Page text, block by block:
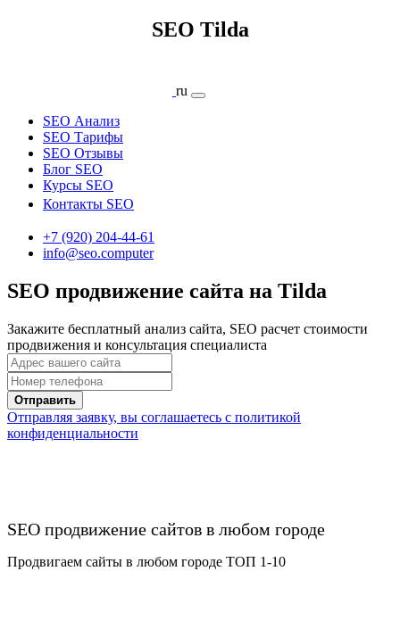
SEO Tilda
ru
SEO Анализ
SEO Тарифы
SEO Отзывы
Блог SEO
Курсы SEO
Контакты SEO
+7 (920) 204-44-61
info@seo.computer
SEO продвижение сайта на Tilda
Закажите бесплатный анализ сайта, SEO расчет стоимости
продвижения и консультация специалиста
Отправить
Отправляя заявку, вы соглашаетесь с политикой
конфиденциальности
SEO продвижение сайтов в любом городе
Продвигаем сайты в любом городе ТОП 1-10